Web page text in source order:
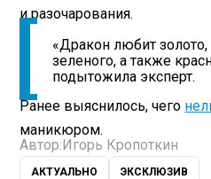
и разочарования.
«Дракон любит золото,
зеленого, а также
подытожила эксперт.
Ранее выяснилось, чего
маникюром.
Автор:Игорь Кропоткин
АКТУАЛЬНО ЭКСКЛЮЗИВ